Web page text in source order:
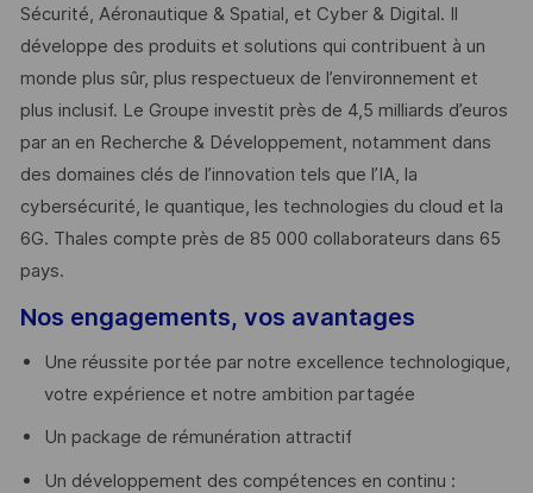
Sécurité, Aéronautique & Spatial, et Cyber & Digital. Il
développe des produits et solutions qui contribuent à un
monde plus sûr, plus respectueux de l’environnement et
plus inclusif. Le Groupe investit près de 4,5 milliards d’euros
par an en Recherche & Développement, notamment dans
des domaines clés de l’innovation tels que l’IA, la
cybersécurité, le quantique, les technologies du cloud et la
6G. Thales compte près de 85 000 collaborateurs dans 65
pays. ​
Nos engagements, vos avantages
Une réussite portée par notre excellence technologique,
votre expérience et notre ambition partagée
Un package de rémunération attractif
Un développement des compétences en continu :